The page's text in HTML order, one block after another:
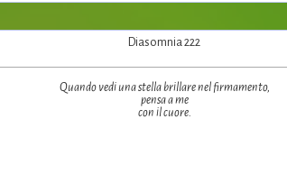
Diasomnia 222
Quando vedi una stella brillare nel firmamento,
pensa a me
con il cuore.